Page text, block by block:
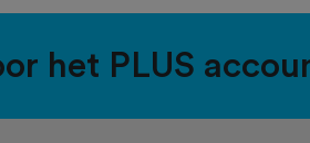
het PLUS